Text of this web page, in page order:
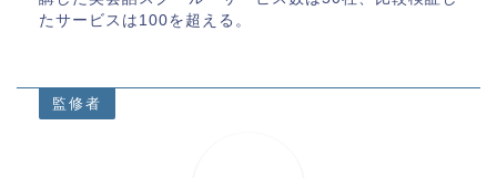
たサービスは100を超える。
監修者